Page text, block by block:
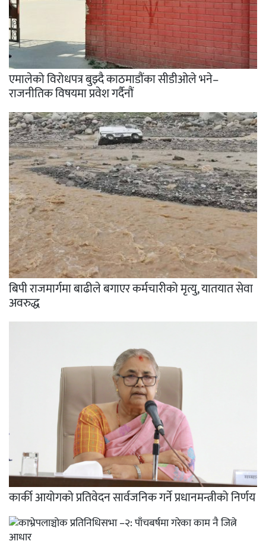
एमालेको विरोधपत्र बुझ्दै काठमाडौंका सीडीओले भने–
राजनीतिक विषयमा प्रवेश गर्दैनौं
बिपी राजमार्गमा बाढीले बगाएर कर्मचारीको मृत्यु, यातयात सेवा
अवरुद्ध
कार्की आयोगको प्रतिवेदन सार्वजनिक गर्ने प्रधानमन्त्रीको निर्णय